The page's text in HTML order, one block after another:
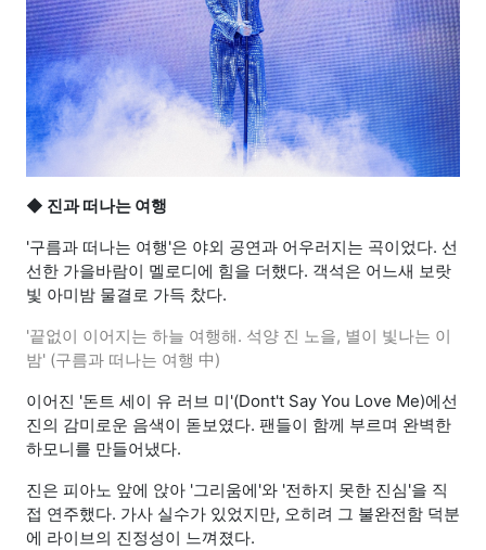
◆ 진과 떠나는 여행
'구름과 떠나는 여행'은 야외 공연과 어우러지는 곡이었다. 선
선한 가을바람이 멜로디에 힘을 더했다. 객석은 어느새 보랏
빛 아미밤 물결로 가득 찼다.
'끝없이 이어지는 하늘 여행해. 석양 진 노을, 별이 빛나는 이
밤' (구름과 떠나는 여행 中)
이어진 '돈트 세이 유 러브 미'(Dont't Say You Love Me)에선
진의 감미로운 음색이 돋보였다. 팬들이 함께 부르며 완벽한
하모니를 만들어냈다.
진은 피아노 앞에 앉아 '그리움에'와 '전하지 못한 진심'을 직
접 연주했다. 가사 실수가 있었지만, 오히려 그 불완전함 덕분
에 라이브의 진정성이 느껴졌다.